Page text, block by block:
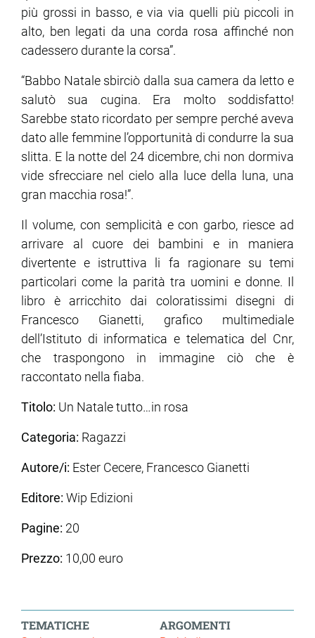
più grossi in basso, e via via quelli più piccoli in
alto, ben legati da una corda rosa affinché non
cadessero durante la corsa”.
“Babbo Natale sbirciò dalla sua camera da letto e
salutò sua cugina. Era molto soddisfatto!
Sarebbe stato ricordato per sempre perché aveva
dato alle femmine l’opportunità di condurre la sua
slitta. E la notte del 24 dicembre, chi non dormiva
vide sfrecciare nel cielo alla luce della luna, una
gran macchia rosa!”.
Il volume, con semplicità e con garbo, riesce ad
arrivare al cuore dei bambini e in maniera
divertente e istruttiva li fa ragionare su temi
particolari come la parità tra uomini e donne. Il
libro è arricchito dai coloratissimi disegni di
Francesco Gianetti, grafico multimediale
dell’Istituto di informatica e telematica del Cnr,
che traspongono in immagine ciò che è
raccontato nella fiaba.
Titolo: Un Natale tutto…in rosa
Categoria: Ragazzi
Autore/i: Ester Cecere, Francesco Gianetti
Editore: Wip Edizioni
Pagine: 20
Prezzo: 10,00 euro
TEMATICHE ARGOMENTI